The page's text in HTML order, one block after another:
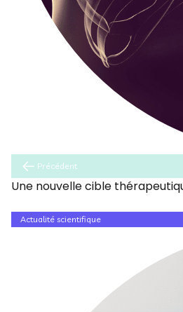
Précédent
Une nouvelle cible
Actualité scientifique